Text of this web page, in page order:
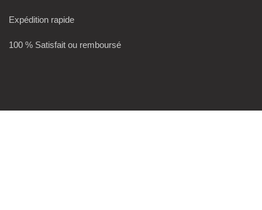
Expédition rapide
100 % Satisfait ou remboursé